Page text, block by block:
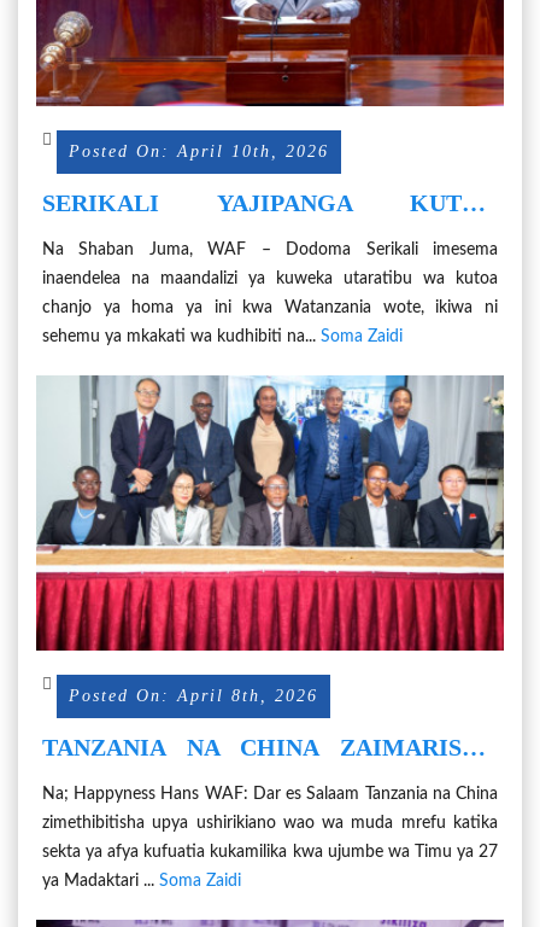
Posted On: April 10th, 2026
SERIKALI YAJIPANGA KUTOA
WATANZANIA WOTE
Na Shaban Juma, WAF – Dodoma Serikali imesema
inaendelea na maandalizi ya kuweka utaratibu wa kutoa
chanjo ya homa ya ini kwa Watanzania wote, ikiwa ni
sehemu ya mkakati wa kudhibiti na... Soma Zaidi
Posted On: April 8th, 2026
TANZANIA NA CHINA ZAIMARISHA
Na; Happyness Hans WAF: Dar es Salaam Tanzania na China
zimethibitisha upya ushirikiano wao wa muda mrefu katika
sekta ya afya kufuatia kukamilika kwa ujumbe wa Timu ya 27
ya Madaktari ... Soma Zaidi